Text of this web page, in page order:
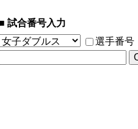
試合番号入力
選手番号